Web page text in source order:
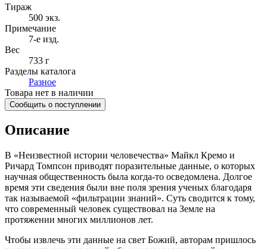
Тираж
500 экз.
Примечание
7-е изд.
Вес
733 г
Разделы каталога
Разное
Товара нет в наличии
Сообщить о поступлении
Описание
В «Неизвестной истории человечества» Майкл Кремо и
Ричард Томпсон приводят поразительные данные, о которых
научная общественность была когда-то осведомлена. Долгое
время эти сведения были вне поля зрения ученых благодаря
так называемой «фильтрации знаний». Суть сводится к тому,
что современный человек существовал на Земле на
протяжении многих миллионов лет.
Чтобы извлечь эти данные на свет Божий, авторам пришлось